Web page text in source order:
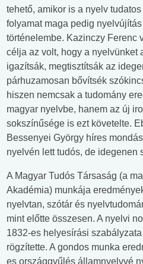
tehető, amikor is a nyelv
folyamat maga pedig
történelembe. Kazinczy Ferenc
célja az volt, hogy a nyelvünket
igazítsák, megtisztítsák az
párhuzamosan bővítsék
hiszen nemcsak a tudomány
magyar nyelvbe, hanem az új
sokszínűsége is ezt követelte.
Bessenyei György híres
nyelvén lett tudós, de idegenen
A Magyar Tudós Társaság (a
Akadémia) munkája
nyelvtan, szótár és
mint előtte összesen. A nyelvi
1832-es helyesírási
rögzítette. A gondos munka
es országgyűlés államnyelvvé